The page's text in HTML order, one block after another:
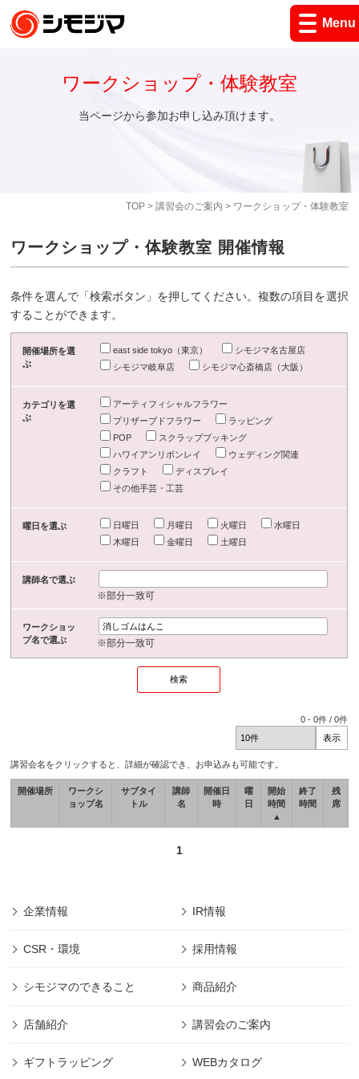
Menu
TOP> 講習会のご案内 > ワークショップ・体験教室
ワークショップ・体験教室
当ページから参加お申し込み頂けます。
ワークショップ・体験教室 開催情報
条件を選んで「検索ボタン」を押してください。複数の項目を選択
することができます。
開催場所を選
ぶ
east side tokyo（東京）
シモジマ名古屋店
シモジマ岐阜店
シモジマ心斎橋店（大阪）
カテゴリを選
ぶ
アーティフィシャルフラワー
プリザーブドフラワー
ラッピング
POP
スクラップブッキング
ハワイアンリボンレイ
ウェディング関連
クラフト
ディスプレイ
その他手芸・工芸
曜日を選ぶ 日曜日 月曜日 火曜日
水曜日
木曜日
金曜日 土曜日
講師名で選ぶ
※部分一致可
ワークショッ
プ名で選ぶ
※部分一致可
0 -0件 /0件
講習会名をクリックすると、詳細が確認でき、お申込みも可能です。
開催場所
ワークシ
ョップ名
サブタイ
トル
講師
名
開催日
時
曜
日
開始
時間
▲
終了
時間
残
席
1
企業情報 IR情報
CSR・環境 採用情報
シモジマのできること 商品紹介
店舗紹介 講習会のご案内
ギフトラッピング WEBカタログ